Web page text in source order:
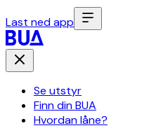
Last ned app
Se utstyr
Finn din BUA
Hvordan låne?